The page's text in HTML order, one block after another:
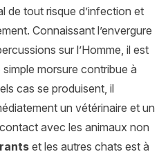
de tout risque d’infection et
Connaissant l’envergure
sur l’Homme, il est
morsure contribue à
cas se produisent, il
un vétérinaire et un
avec les animaux non
et les autres chats est à